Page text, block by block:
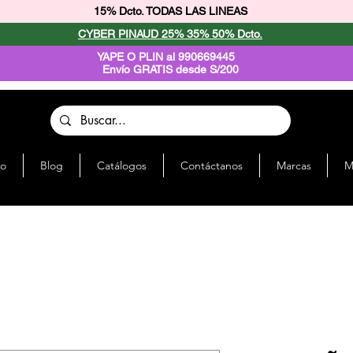
15% Dcto. TODAS LAS LINEAS
CYBER PINAUD 25% 35% 50% Dcto.
YAPE O PLIN al 990669445
Envío GRATIS desde S/200
Blog Catálogos Contáctanos Marcas